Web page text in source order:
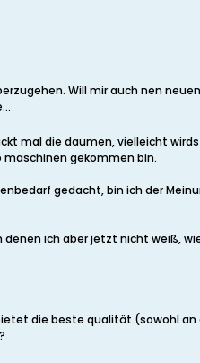
Will mir auch nen
mal die daumen, vielleicht
gekommen bin.
gedacht, bin ich der
ich aber jetzt nicht weiß,
die beste qualität (sowohl